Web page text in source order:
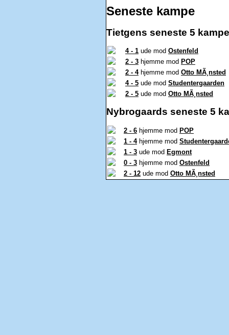
Seneste kampe
Tietgens seneste 5
4 - 1 ude mod Ostenfeld
2 - 3 hjemme mod POP
2 - 4hjemme mod Otto MÃ¸nsted
4 - 5 ude mod Studentergaarden
2 - 5 ude mod Otto MÃ¸nsted
Nybrogaards seneste 5
2 - 6 hjemme mod POP
1 - 4hjemme mod
1 - 3 ude mod Egmont
0 - 3 hjemme mod Ostenfeld
2 - 12 ude mod Otto MÃ¸nsted